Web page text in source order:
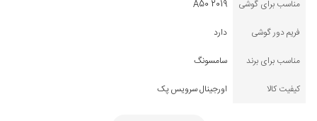
مناسب برای گوشی
A50 2019
فریم دور گوشی
دارد
مناسب برای برند
سامسونگ
کیفیت کالا
اورجینال سرویس پک